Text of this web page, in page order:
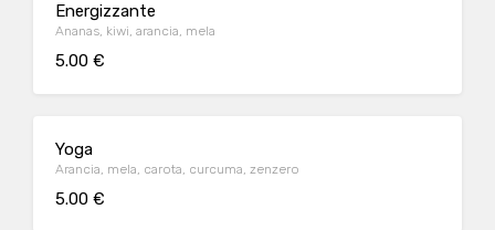
Energizzante
Ananas, kiwi, arancia, mela
5.00 €
Yoga
Arancia, mela, carota, curcuma, zenzero
5.00 €